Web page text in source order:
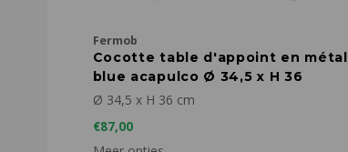
Fermob
Cocotte table d'appoint en métal
blue acapulco Ø 34,5 x H 36
Ø 34,5 x H 36 cm
€87,00